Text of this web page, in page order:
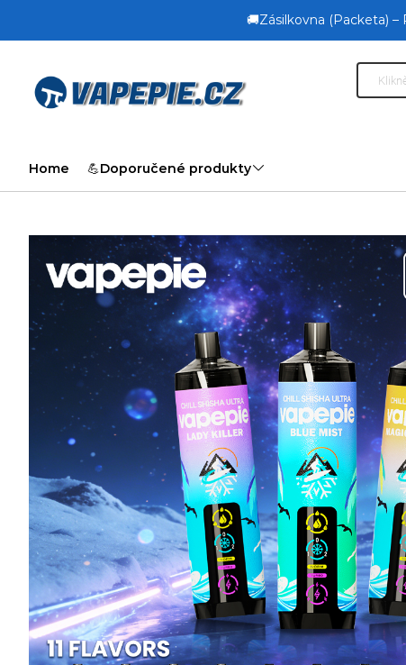
🚚Zásilkovna (Packeta)
Home 💪Doporučené produkty